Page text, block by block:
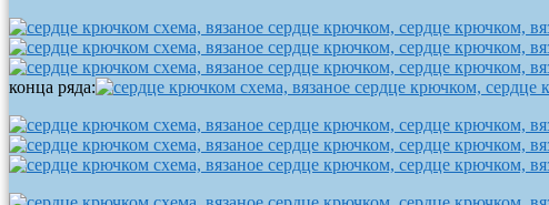
конца ряда: